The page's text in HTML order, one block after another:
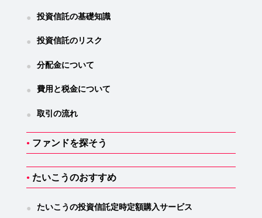
● 投資信託の基礎知識
● 投資信託のリスク
● 分配金について
● 費用と税金について
● 取引の流れ
● ファンドを探そう
● たいこうのおすすめ
● たいこうの投資信託定時定額購入サービス